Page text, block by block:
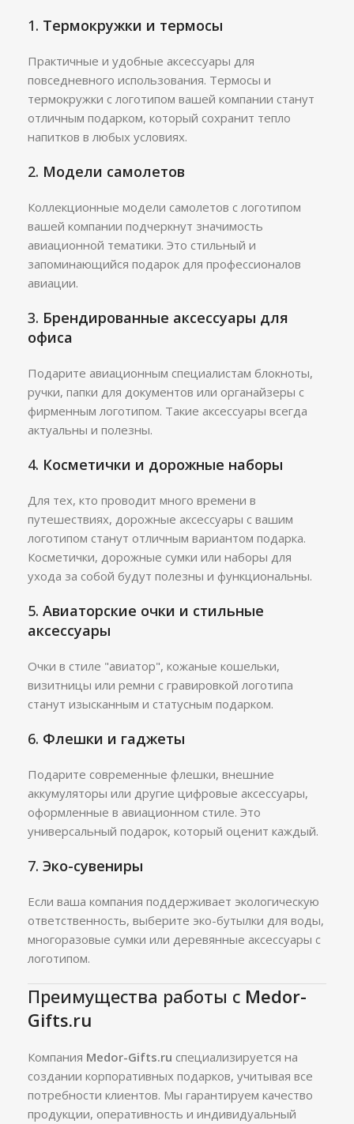
1. Термокружки и термосы
Практичные и удобные аксессуары для
повседневного использования. Термосы и
термокружки с логотипом вашей компании станут
отличным подарком, который сохранит тепло
напитков в любых условиях.
2. Модели самолетов
Коллекционные модели самолетов с логотипом
вашей компании подчеркнут значимость
авиационной тематики. Это стильный и
запоминающийся подарок для профессионалов
авиации.
3. Брендированные аксессуары для
офиса
Подарите авиационным специалистам блокноты,
ручки, папки для документов или органайзеры с
фирменным логотипом. Такие аксессуары всегда
актуальны и полезны.
4. Косметички и дорожные наборы
Для тех, кто проводит много времени в
путешествиях, дорожные аксессуары с вашим
логотипом станут отличным вариантом подарка.
Косметички, дорожные сумки или наборы для
ухода за собой будут полезны и функциональны.
5. Авиаторские очки и стильные
аксессуары
Очки в стиле "авиатор", кожаные кошельки,
визитницы или ремни с гравировкой логотипа
станут изысканным и статусным подарком.
6. Флешки и гаджеты
Подарите современные флешки, внешние
аккумуляторы или другие цифровые аксессуары,
оформленные в авиационном стиле. Это
универсальный подарок, который оценит каждый.
7. Эко-сувениры
Если ваша компания поддерживает экологическую
ответственность, выберите эко-бутылки для воды,
многоразовые сумки или деревянные аксессуары с
логотипом.
Преимущества работы с Medor-
Gifts.ru
Компания Medor-Gifts.ru специализируется на
создании корпоративных подарков, учитывая все
потребности клиентов. Мы гарантируем качество
продукции, оперативность и индивидуальный